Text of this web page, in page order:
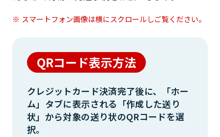
スマートフォン画像は横にスクロールしご覧ください。
QRコード表示方法
クレジットカード決済完了後に、「ホー
ム」タブに表示される「作成した送り
状」から対象の送り状のQRコードを選
択。